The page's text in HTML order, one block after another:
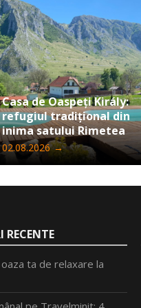
Casa de Oaspeți Király:
refugiul tradițional din
inima satului Rimetea
02.08.2026 →
RECENTE
ta de relaxare la